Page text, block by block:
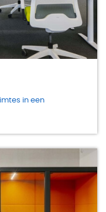
in een